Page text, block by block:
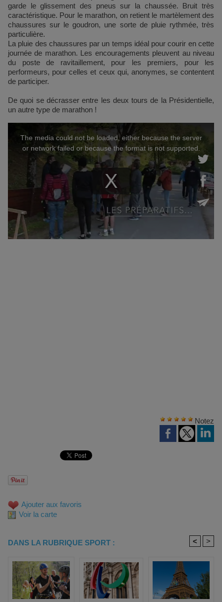
garde le glissement des pneus sur la chaussée. Bruit très
caractéristique. Pour le marathon, on retient le martèlement des
chaussures sur le goudron, une sorte de pluie rythmée, très
particulière.
La pluie des chaussures par un temps idéal pour courir en cette
journée de marathon. Les encouragements pleuvent au niveau
du poste de ravitaillement, pour les premiers, pour les
performeurs, pour celles et ceux qui, anonymes, se contentent
de participer.
De quoi se décrasser entre les deux tours de la Présidentielle,
un autre type de marathon !
Notez
Ajouter aux favoris
Voir la carte
DANS LA RUBRIQUE SPORT : < >